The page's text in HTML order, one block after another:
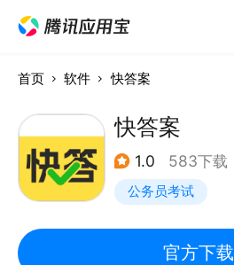
首页 软件 快答案
快答案
1.0 583下载
公务员考试
官方下载